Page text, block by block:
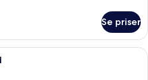
Se priser
Ett hotellrum med en stor säng, en